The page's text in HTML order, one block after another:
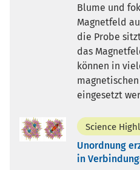
Blume und
Magnetfeld
die Probe
das
können in
eingesetzt
Science
Unordnung
in